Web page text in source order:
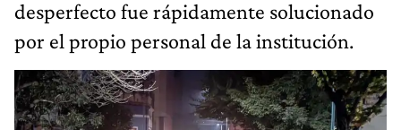
desperfecto fue rápidamente solucionado
por el propio personal de la institución.